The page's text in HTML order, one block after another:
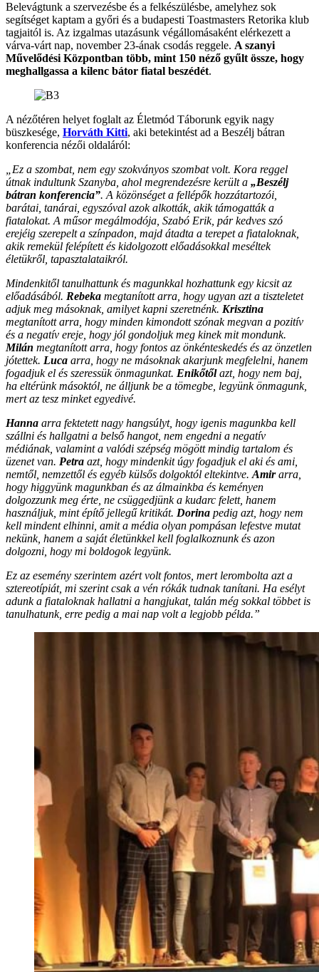
Belevágtunk a szervezésbe és a felkészülésbe, amelyhez sok
segítséget kaptam a győri és a budapesti Toastmasters Retorika klub
tagjaitól is. Az izgalmas utazásunk végállomásaként elérkezett a
várva-várt nap, november 23-ának csodás reggele. A szanyi
Művelődési Központban több, mint 150 néző gyűlt össze, hogy
meghallgassa a kilenc bátor fiatal beszédét.
A nézőtéren helyet foglalt az Életmód Táborunk egyik nagy
büszkesége, Horváth Kitti, aki betekintést ad a Beszélj bátran
konferencia nézői oldaláról:
„Ez a szombat, nem egy szokványos szombat volt. Kora reggel
útnak indultunk Szanyba, ahol megrendezésre került a „Beszélj
bátran konferencia”. A közönséget a fellépők hozzátartozói,
barátai, tanárai, egyszóval azok alkották, akik támogatták a
fiatalokat. A műsor megálmodója, Szabó Erik, pár kedves szó
erejéig szerepelt a színpadon, majd átadta a terepet a fiataloknak,
akik remekül felépített és kidolgozott előadásokkal meséltek
életükről, tapasztalataikról.
Mindenkitől tanulhattunk és magunkkal hozhattunk egy kicsit az
előadásából. Rebeka megtanított arra, hogy ugyan azt a tiszteletet
adjuk meg másoknak, amilyet kapni szeretnénk. Krisztina
megtanított arra, hogy minden kimondott szónak megvan a pozitív
és a negatív ereje, hogy jól gondoljuk meg kinek mit mondunk.
Milán megtanított arra, hogy fontos az önkénteskedés és az önzetlen
jótettek. Luca arra, hogy ne másoknak akarjunk megfelelni, hanem
fogadjuk el és szeressük önmagunkat. Enikőtőlazt, hogy nem baj,
ha eltérünk másoktól, ne álljunk be a tömegbe, legyünk önmagunk,
mert az tesz minket egyedivé.
Hanna arra fektetett nagy hangsúlyt, hogy igenis magunkba kell
szállni és hallgatni a belső hangot, nem engedni a negatív
médiának, valamint a valódi szépség mögött mindig tartalom és
üzenet van. Petra azt, hogy mindenkit úgy fogadjuk el aki és ami,
nemtől, nemzettől és egyéb külsős dolgoktól eltekintve. Amirarra,
hogy higgyünk magunkban és az álmainkba és keményen
dolgozzunk meg érte, ne csüggedjünk a kudarc felett, hanem
használjuk, mint építő jellegű kritikát. Dorina pedig azt, hogy nem
kell mindent elhinni, amit a média olyan pompásan lefestve mutat
nekünk, hanem a saját életünkkel kell foglalkoznunk és azon
dolgozni, hogy mi boldogok legyünk.
Ez az esemény szerintem azért volt fontos, mert lerombolta azt a
sztereotípiát, mi szerint csak a vén rókák tudnak tanítani. Ha esélyt
adunk a fiataloknak hallatni a hangjukat, talán még sokkal többet is
tanulhatunk, erre pedig a mai nap volt a legjobb példa.”